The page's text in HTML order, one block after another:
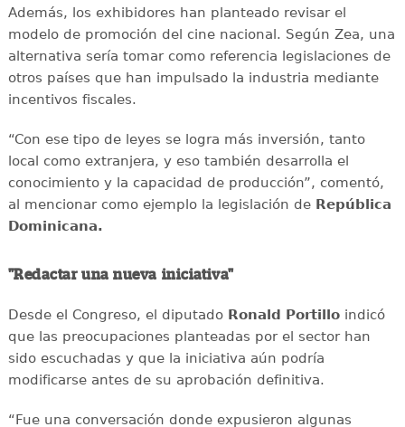
Además, los exhibidores han planteado revisar el
modelo de promoción del cine nacional. Según Zea, una
alternativa sería tomar como referencia legislaciones de
otros países que han impulsado la industria mediante
incentivos fiscales.
“Con ese tipo de leyes se logra más inversión, tanto
local como extranjera, y eso también desarrolla el
conocimiento y la capacidad de producción”, comentó,
al mencionar como ejemplo la legislación de República
Dominicana.
"Redactar una nueva iniciativa"
Desde el Congreso, el diputado Ronald Portilloindicó
que las preocupaciones planteadas por el sector han
sido escuchadas y que la iniciativa aún podría
modificarse antes de su aprobación definitiva.
“Fue una conversación donde expusieron algunas